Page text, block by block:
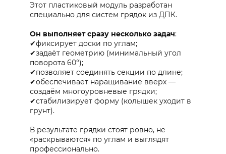
Этот пластиковый модуль разработан
специально для систем грядок из ДПК.
Он выполняет сразу несколько задач:
✔фиксирует доски по углам;
✔задаёт геометрию (минимальный угол
поворота 60°);
✔позволяет соединять секции по длине;
✔обеспечивает наращивание вверх —
создаём многоуровневые грядки;
✔стабилизирует форму (колышек уходит в
грунт).
В результате грядки стоят ровно, не
«раскрываются» по углам и выглядят
профессионально.